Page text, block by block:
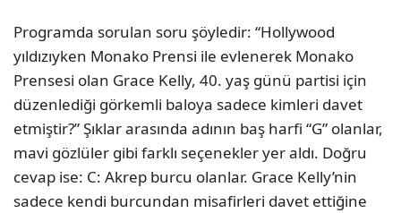
Programda sorulan soru şöyledir: “Hollywood
yıldızıyken Monako Prensi ile evlenerek Monako
Prensesi olan Grace Kelly, 40. yaş günü partisi için
düzenlediği görkemli baloya sadece kimleri davet
etmiştir?” Şıklar arasında adının baş harfi “G” olanlar,
mavi gözlüler gibi farklı seçenekler yer aldı. Doğru
cevap ise: C: Akrep burcu olanlar. Grace Kelly’nin
sadece kendi burcundan misafirleri davet ettiğine